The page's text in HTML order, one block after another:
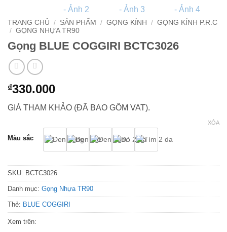
TRANG CHỦ / SẢN PHẨM / GỌNG KÍNH / GỌNG KÍNH P.R.C
/ GỌNG NHỰA TR90
Gọng BLUE COGGIRI BCTC3026
₫330.000
GIÁ THAM KHẢO (ĐÃ BAO GỒM VAT).
Màu sắc
XÓA
SKU: BCTC3026
Danh mục: Gọng Nhựa TR90
Thẻ: BLUE COGGIRI
Xem trên: